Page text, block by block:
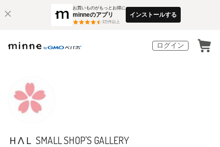
お買いものがもっとお得に
minneのアプリ
3万件以上
インストールする
ログイン
ＨΛＬ SMALL SHOP'S GALLERY